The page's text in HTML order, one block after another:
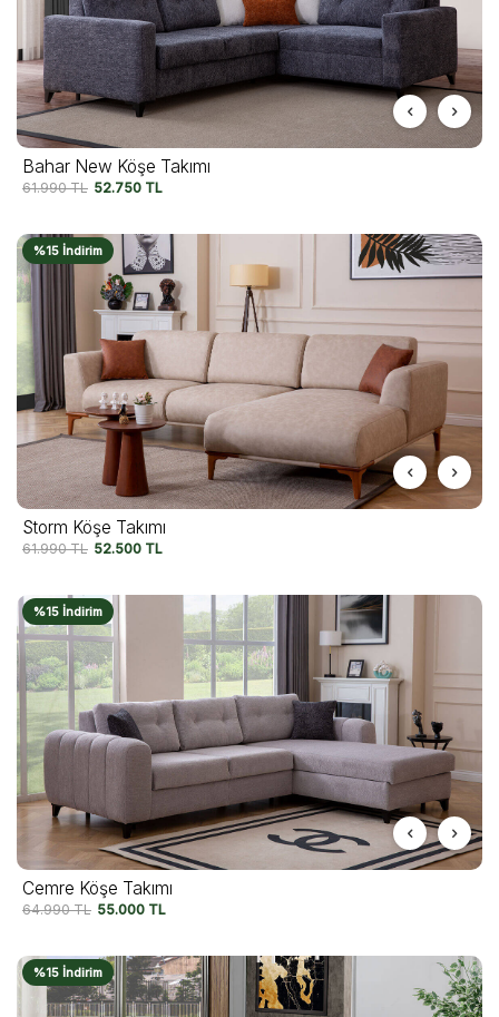
Bahar New Köşe Takımı
61.990TL 52.750 TL
%15 İndirim
Storm Köşe Takımı
61.990TL 52.500 TL
%15 İndirim
Cemre Köşe Takımı
64.990TL 55.000 TL
%15 İndirim